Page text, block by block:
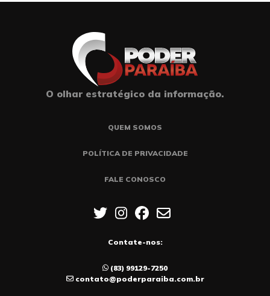
O olhar estratégico da informação.
QUEM SOMOS
POLÍTICA DE PRIVACIDADE
FALE CONOSCO
Contate-nos:
(83) 99129-7250
contato@poderparaiba.com.br